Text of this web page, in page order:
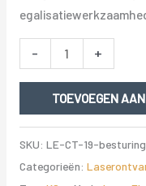
-
LaserElectronics
CT-
Besturingskast
+
TOEVOEGEN
SKU: LE-CT-19-besturing
Categorieën: